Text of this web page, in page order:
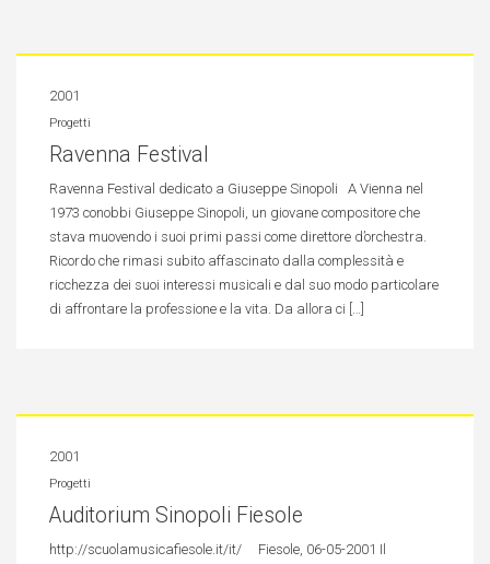
2001
Progetti
Ravenna Festival
Ravenna Festival dedicato a Giuseppe Sinopoli A Vienna nel
1973 conobbi Giuseppe Sinopoli, un giovane compositore che
stava muovendo i suoi primi passi come direttore d’orchestra.
Ricordo che rimasi subito affascinato dalla complessità e
ricchezza dei suoi interessi musicali e dal suo modo particolare
di affrontare la professione e la vita. Da allora ci […]
2001
Progetti
Auditorium Sinopoli Fiesole
http://scuolamusicafiesole.it/it/ Fiesole, 06-05-2001 Il